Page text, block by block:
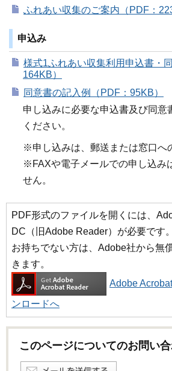
ふれあい収集のご案内（PDF：
申込み
様式1ふれあい収集利用申込書・
164KB）
同意書の記入例（PDF：95KB）
申し込みに必要な申込書及び同意
ください。
※申し込みは、郵送または窓口へ
※FAXや電子メールでの申し込み
せん。
PDF形式のファイルを開くには、
DC（旧Adobe Reader）が必要です。
お持ちでない方は、Adobe社から無
きます。
Adobe
ンロードへ
このページについてのお問い